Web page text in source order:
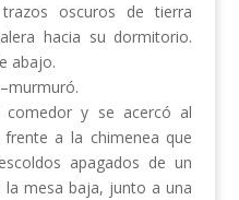
oscuros de tierra
hacia su dormitorio.
abajo.
comedor y se acercó al
a la chimenea que
apagados de un
mesa baja, junto a una